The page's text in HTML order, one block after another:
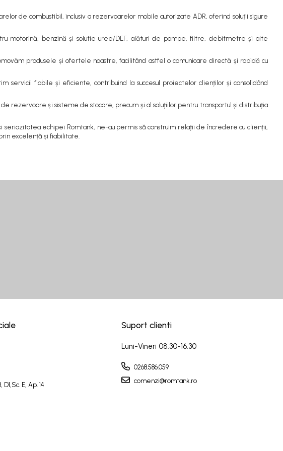
de combustibil, inclusiv a rezervoarelor mobile autorizate ADR, oferind soluții sigure
motorină, benzină și solutie uree/DEF, alături de pompe, filtre, debitmetre și alte
produsele și ofertele noastre, facilitând astfel o comunicare directă și rapidă cu
servicii fiabile și eficiente, contribuind la succesul proiectelor clienților și consolidând
rezervoare și sisteme de stocare, precum și al soluțiilor pentru transportul și distribuția
seriozitatea echipei Romtank, ne-au permis să construim relații de încredere cu clienții,
excelență și fiabilitate.
E, Ap. 14
Suport clienti
Luni-Vineri 08.30-16.30
0268.586.059
comenzi@romtank.ro